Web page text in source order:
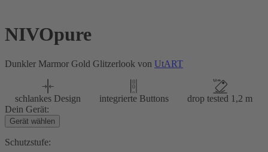
NIVOpure
Dunkler Marmor Gold Glitzerlook von UtART
schlankes Design integrierte Buttons
drop tested 1,2 m
Dein Gerät:
Gerät wählen
Schutzstufe: